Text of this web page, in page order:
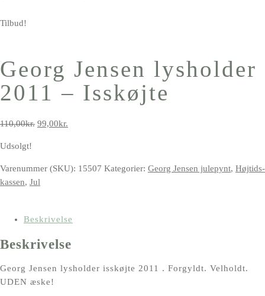
Tilbud!
Georg Jensen lysholder
2011 – Isskøjte
110,00kr. Den
110,00kr..
99,00kr.
er:
Udsolgt!
Varenummer (SKU): 15507 Kategorier: Georg Jensen julepynt, Højtids-
kassen, Jul
Beskrivelse
Beskrivelse
Georg Jensen lysholder isskøjte 2011 . Forgyldt. Velholdt.
UDEN æske!